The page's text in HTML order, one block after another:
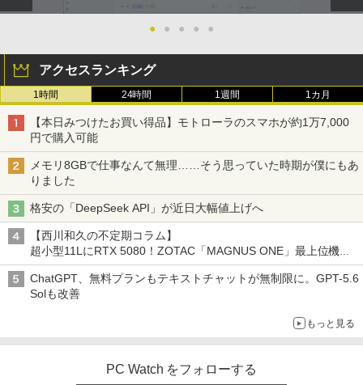
● ● ● ● ●
アクセスランキング
1時間 24時間 1週間 1カ月
【本日みつけたお買い得品】モトローラのスマホが約1万7,000
円で購入可能
メモリ8GBで仕事なんて無理……そう思っていた時期が僕にもあ
りました
格安の「DeepSeek API」が近日大幅値上げへ
【西川和久の不定期コラム】
超小型11LにRTX 5080！ZOTAC「MAGNUS ONE」最上位機の
実力を探る
ChatGPT、無料プランもテキストチャットが無制限に。GPT-5.6
Solも改善
もっと見る
PC Watch をフォローする